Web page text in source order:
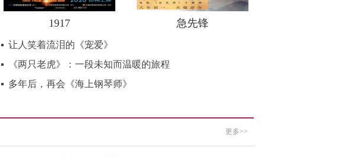
1917 急先锋
让人笑着流泪的《宠爱》
《两只老虎》：一段未知而温暖的旅程
多年后，再会《海上钢琴师》
更多>>